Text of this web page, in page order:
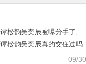
谭松韵吴奕辰被曝分手了,
谭松韵吴奕辰真的交往过吗
09/30